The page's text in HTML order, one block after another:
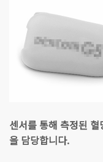
센서를 통해 측정된
을 담당합니다.